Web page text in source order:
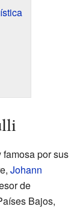
por sus
Johann
de
Bajos,